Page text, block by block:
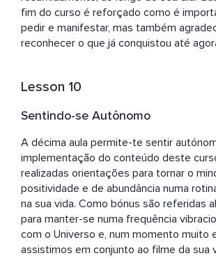
fim do curso é reforçado como é
pedir e manifestar, mas também
reconhecer o que já conquistou até
Lesson 10
Sentindo-se Autônomo
A décima aula permite-te sentir
implementação do conteúdo deste
realizadas orientações para tornar o
positividade e de abundância numa
na sua vida. Como bónus são referidas
para manter-se numa frequência
com o Universo e, num momento muito
assistimos em conjunto ao filme da sua